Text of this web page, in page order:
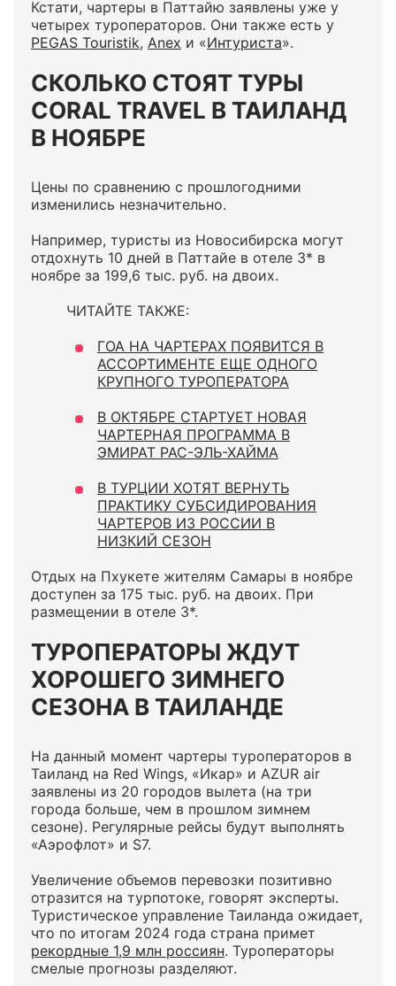
Кстати, чартеры в Паттайю заявлены уже у
четырех туроператоров. Они также есть у
PEGAS Touristik, Anex и «Интуриста».
СКОЛЬКО СТОЯТ ТУРЫ
CORAL TRAVEL В ТАИЛАНД
В НОЯБРЕ
Цены по сравнению с прошлогодними
изменились незначительно.
Например, туристы из Новосибирска могут
отдохнуть 10 дней в Паттайе в отеле 3* в
ноябре за 199,6 тыс. руб. на двоих.
ЧИТАЙТЕ ТАКЖЕ:
ГОА НА ЧАРТЕРАХ ПОЯВИТСЯ В
АССОРТИМЕНТЕ ЕЩЕ ОДНОГО
КРУПНОГО ТУРОПЕРАТОРА
В ОКТЯБРЕ СТАРТУЕТ НОВАЯ
ЧАРТЕРНАЯ ПРОГРАММА В
ЭМИРАТ РАС-ЭЛЬ-ХАЙМА
В ТУРЦИИ ХОТЯТ ВЕРНУТЬ
ПРАКТИКУ СУБСИДИРОВАНИЯ
ЧАРТЕРОВ ИЗ РОССИИ В
НИЗКИЙ СЕЗОН
Отдых на Пхукете жителям Самары в ноябре
доступен за 175 тыс. руб. на двоих. При
размещении в отеле 3*.
ТУРОПЕРАТОРЫ ЖДУТ
ХОРОШЕГО ЗИМНЕГО
СЕЗОНА В ТАИЛАНДЕ
На данный момент чартеры туроператоров в
Таиланд на Red Wings, «Икар» и AZUR air
заявлены из 20 городов вылета (на три
города больше, чем в прошлом зимнем
сезоне). Регулярные рейсы будут выполнять
«Аэрофлот» и S7.
Увеличение объемов перевозки позитивно
отразится на турпотоке, говорят эксперты.
Туристическое управление Таиланда ожидает,
что по итогам 2024 года страна примет
рекордные 1,9 млн россиян. Туроператоры
смелые прогнозы разделяют.